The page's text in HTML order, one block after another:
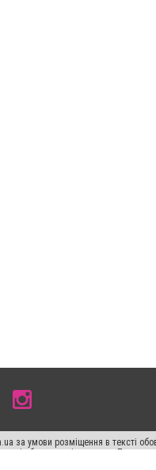
за умови розміщення в тексті
або в якості джерела.